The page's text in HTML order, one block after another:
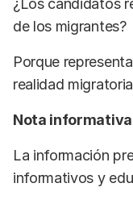
¿Los candidatos
de los migrantes?
Porque
realidad
Nota informativa
La información
informativos y